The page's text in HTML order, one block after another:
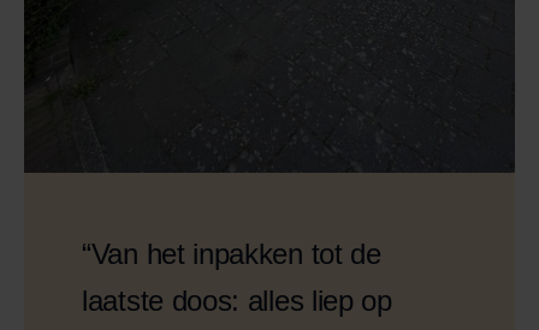
“Van het inpakken tot de
laatste doos: alles liep op